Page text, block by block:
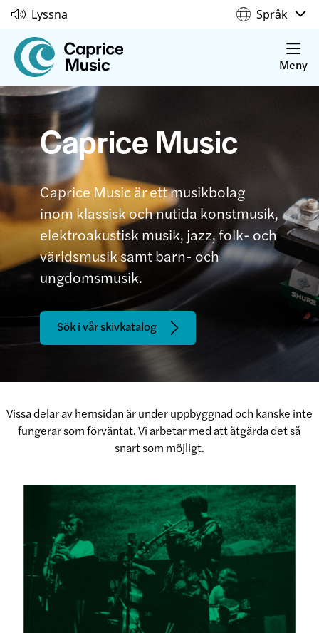
Lyssna Språk
Meny
Caprice Music
Caprice Music är ett musikbolag
inom klassisk och nutida konstmusik,
elektroakustisk musik, jazz, folk- och
världsmusik samt barn- och
ungdomsmusik.
Sök i vår skivkatalog
Vissa delar av hemsidan är under uppbyggnad och kanske inte
fungerar som förväntat. Vi arbetar med att åtgärda det så
snart som möjligt.